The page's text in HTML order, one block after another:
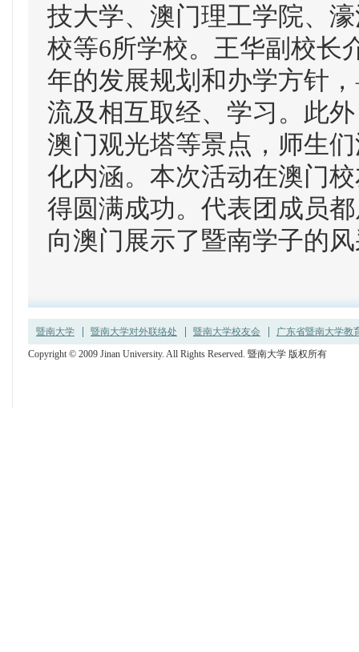
技大学、澳门理工学院、
校等6所学校。王华副校长
年的发展规划和办学方针
流及相互取经、学习。此
澳门观光塔等景点，师生
化内涵。本次活动在澳门
得圆满成功。代表团成员
向澳门展示了暨南学子的
暨南大学 暨南大学对外联络处 暨南大学校友会
广东省暨南大学教
Copyright © 2009 Jinan University. All Rights Reserved. 暨南大学 版权所有